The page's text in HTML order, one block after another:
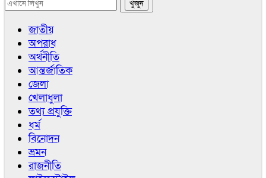
জাতীয়
অপরাধ
অর্থনীতি
আন্তর্জাতিক
জেলা
খেলাধুলা
তথ্য প্রযুক্তি
ধর্ম
বিনোদন
ভ্রমন
রাজনীতি